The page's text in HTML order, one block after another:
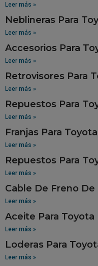
Leer más »
Neblineras Para
Leer más »
Accesorios Para
Leer más »
Retrovisores Para
Leer más »
Repuestos Para
Leer más »
Franjas Para
Leer más »
Repuestos Para
Leer más »
Cable De Freno
Leer más »
Aceite Para Toyota
Leer más »
Loderas Para
Leer más »